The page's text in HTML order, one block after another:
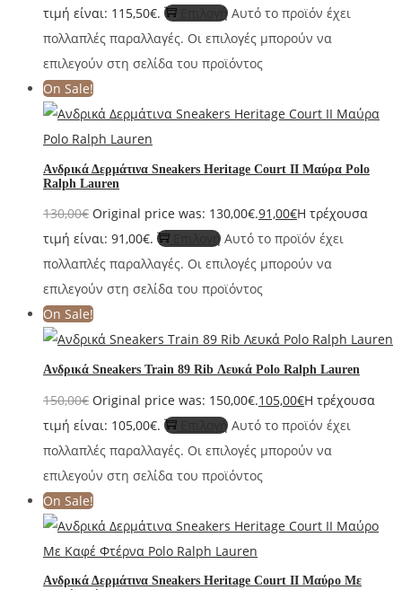
τιμή είναι: 115,50€.
Επιλογή Αυτό το προϊόν έχει
πολλαπλές παραλλαγές. Οι επιλογές μπορούν να
επιλεγούν στη σελίδα του προϊόντος
On Sale!
Aνδρικά Δερμάτινα Sneakers Heritage Court II Μαύρα Polo
Ralph Lauren
130,00€ Original price was: 130,00€.91,00€Η τρέχουσα
τιμή είναι: 91,00€.
Επιλογή Αυτό το προϊόν έχει
πολλαπλές παραλλαγές. Οι επιλογές μπορούν να
επιλεγούν στη σελίδα του προϊόντος
On Sale!
Aνδρικά Sneakers Train 89 Rib Λευκά Polo Ralph Lauren
150,00€ Original price was: 150,00€.105,00€Η τρέχουσα
τιμή είναι: 105,00€.
Επιλογή Αυτό το προϊόν έχει
πολλαπλές παραλλαγές. Οι επιλογές μπορούν να
επιλεγούν στη σελίδα του προϊόντος
On Sale!
Aνδρικά Δερμάτινα Sneakers Heritage Court II Μαύρο Με